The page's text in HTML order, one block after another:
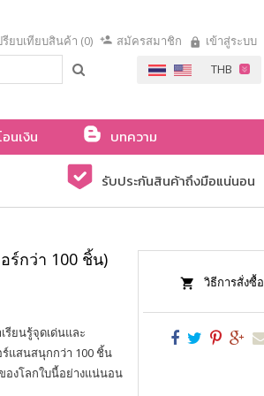
รียบเทียบสินค้า (0) สมัครสมาชิก เข้าสู่ระบบ
นเงิน
บทความ
รับประกันสินค้าถึงมือแน่นอน
ร์กว่า 100 ชิ้น)
ยนรู้จุดเด่นและ
แสนสนุกกว่า 100 ชิ้น
องโลกใบนี้อย่างแน่นอน
วิธีการสั่งซื้อ